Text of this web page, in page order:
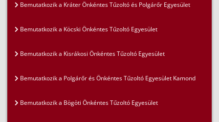
Bemutatkozik a Kráter Önkéntes Tűzoltó és Polgárőr Egyesület
Bemutatkozik a Köcski Önkéntes Tűzoltó Egyesület
Bemutatkozik a Kisrákosi Önkéntes Tűzoltó Egyesület
Bemutatkozik a Polgárőr és Önkéntes Tűzoltó Egyesület Kamond
Bemutatkozik a Bögöti Önkéntes Tűzoltó Egyesület